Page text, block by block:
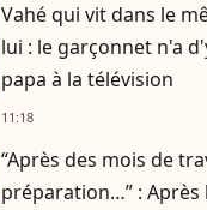
Vahé qui vit dans le
lui : le garçonnet n'a
papa à la télévision
11:18
“Après des mois de
préparation…” : Après